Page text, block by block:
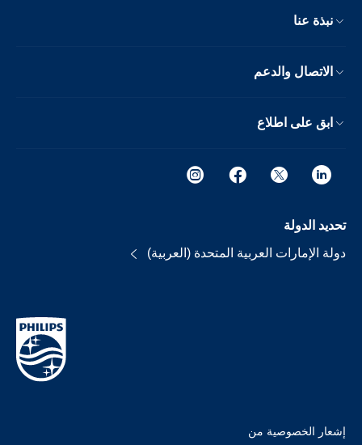
نبذة عنا
الاتصال والدعم
ابق على اطلاع
تحديد الدولة
دولة الإمارات العربية المتحدة (العربية)
إشعار الخصوصية من